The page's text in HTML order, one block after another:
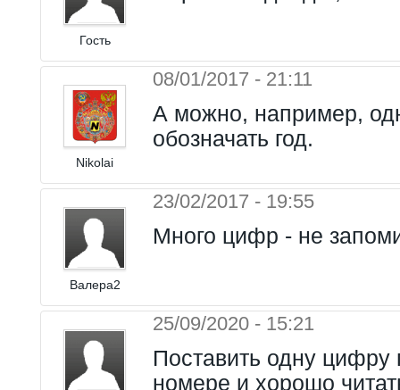
Гость
Nikolai
08/01/2017 - 21:11
А можно, например,
обозначать год.
Валера2
23/02/2017 - 19:55
Много цифр - не
25/09/2020 - 15:21
Поставить одну цифру
номере и хорошо